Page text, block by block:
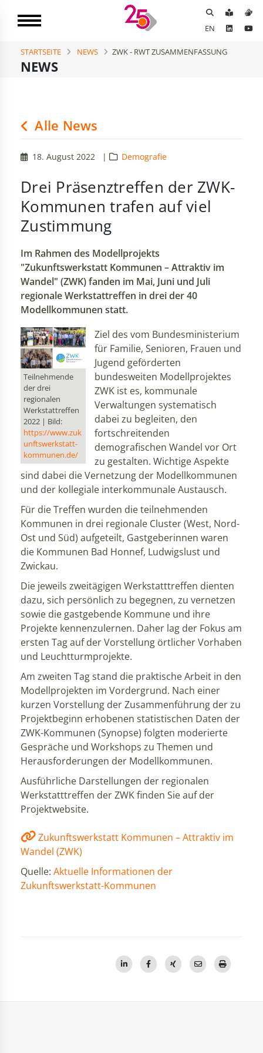
EN
NEWS
STARTSEITE NEWS ZWK - RWT ZUSAMMENFASSUNG
Alle News
18. August 2022 | Demografie
Drei Präsenztreffen der ZWK-
Kommunen trafen auf viel
Zustimmung
Im Rahmen des Modellprojekts
"Zukunftswerkstatt Kommunen – Attraktiv im
Wandel" (ZWK) fanden im Mai, Juni und Juli
regionale Werkstattreffen in drei der 40
Modellkommunen statt.
Teilnehmende
der drei
regionalen
Werkstattreffen
2022 | Bild:
https://www.zuk
unftswerkstatt-
kommunen.de/
Ziel des vom Bundesministerium
für Familie, Senioren, Frauen und
Jugend geförderten
bundesweiten Modellprojektes
ZWK ist es, kommunale
Verwaltungen systematisch
dabei zu begleiten, den
fortschreitenden
demografischen Wandel vor Ort
zu gestalten. Wichtige Aspekte
sind dabei die Vernetzung der Modellkommunen
und der kollegiale interkommunale Austausch.
Für die Treffen wurden die teilnehmenden
Kommunen in drei regionale Cluster (West, Nord-
Ost und Süd) aufgeteilt, Gastgeberinnen waren
die Kommunen Bad Honnef, Ludwigslust und
Zwickau.
Die jeweils zweitägigen Werkstatttreffen dienten
dazu, sich persönlich zu begegnen, zu vernetzen
sowie die gastgebende Kommune und ihre
Projekte kennenzulernen. Daher lag der Fokus am
ersten Tag auf der Vorstellung örtlicher Vorhaben
und Leuchtturmprojekte.
Am zweiten Tag stand die praktische Arbeit in den
Modellprojekten im Vordergrund. Nach einer
kurzen Vorstellung der Zusammenführung der zu
Projektbeginn erhobenen statistischen Daten der
ZWK-Kommunen (Synopse) folgten moderierte
Gespräche und Workshops zu Themen und
Herausforderungen der Modellkommunen.
Ausführliche Darstellungen der regionalen
Werkstatttreffen der ZWK finden Sie auf der
Projektwebsite.
Zukunftswerkstatt Kommunen – Attraktiv im
Wandel (ZWK)
Quelle: Aktuelle Informationen der
Zukunftswerkstatt-Kommunen